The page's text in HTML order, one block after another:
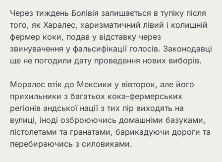
Через тиждень Болівія залишається в тупіку після
того, як Харалес, харизматичний лівий і колишній
фермер коки, подав у відставку через
звинувачення у фальсифікації голосів. Законодавці
ще не погодили дату проведення нових виборів.
Моралес втік до Мексики у вівторок, але його
прихильники з багатьох кока-фермерських
регіонів андської нації з тих пір виходять на
вулиці, іноді озброюючись домашніми базуками,
пістолетами та гранатами, барикадуючи дороги та
перебираючись з силовиками.